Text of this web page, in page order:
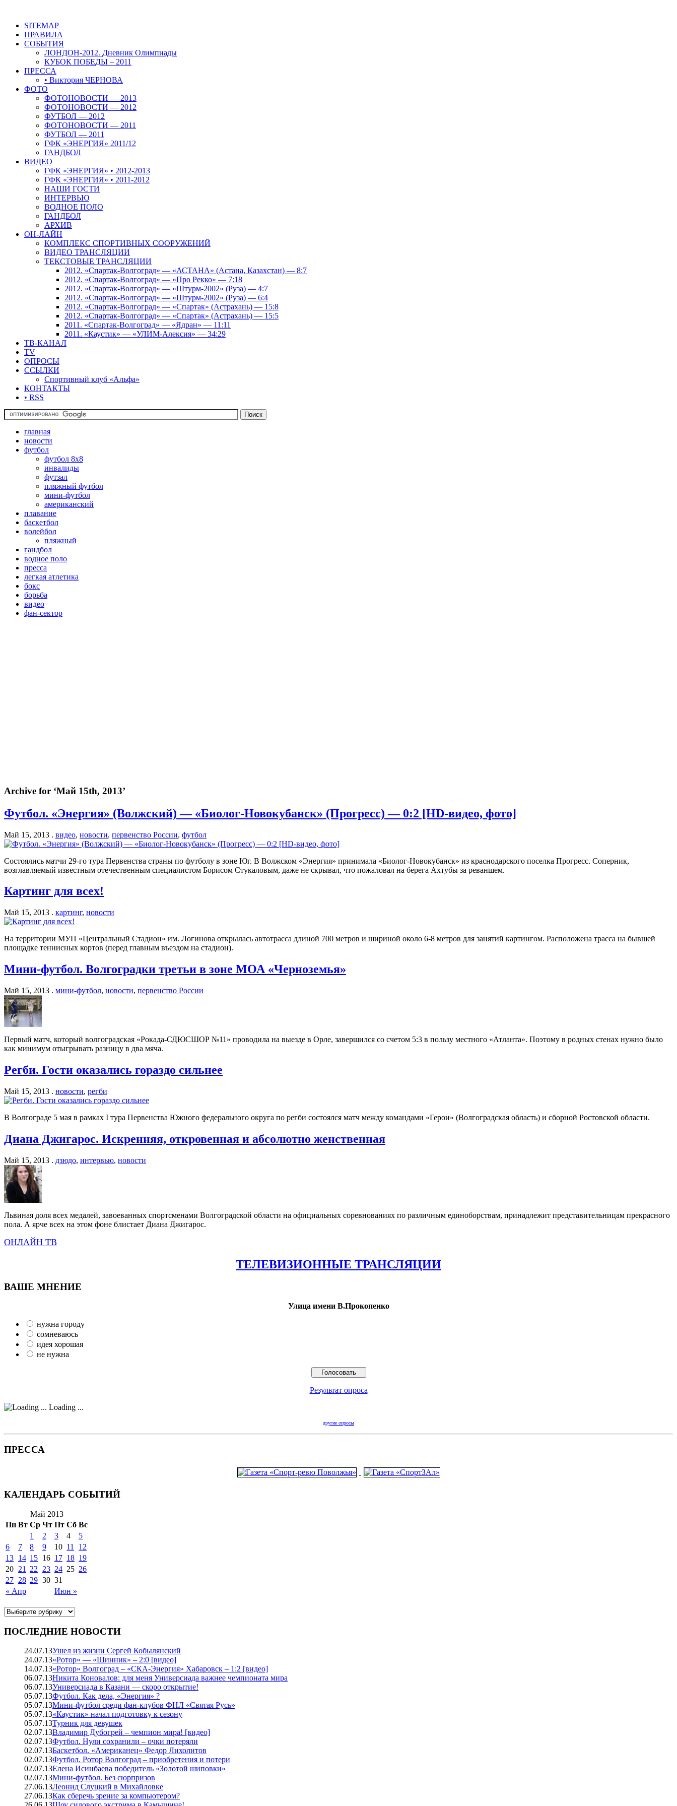
SITEMAP
ПРАВИЛА
СОБЫТИЯ
ЛОНДОН-2012. Дневник Олимпиады
КУБОК ПОБЕДЫ – 2011
ПРЕССА
• Виктория ЧЕРНОВА
ФОТО
ФОТОНОВОСТИ — 2013
ФОТОНОВОСТИ — 2012
ФУТБОЛ — 2012
ФОТОНОВОСТИ — 2011
ФУТБОЛ — 2011
ГФК «ЭНЕРГИЯ» 2011/12
ГАНДБОЛ
ВИДЕО
ГФК «ЭНЕРГИЯ» • 2012-2013
ГФК «ЭНЕРГИЯ» • 2011-2012
НАШИ ГОСТИ
ИНТЕРВЬЮ
ВОДНОЕ ПОЛО
ГАНДБОЛ
АРХИВ
ОН-ЛАЙН
КОМПЛЕКС СПОРТИВНЫХ СООРУЖЕНИЙ
ВИДЕО ТРАНСЛЯЦИИ
ТЕКСТОВЫЕ ТРАНСЛЯЦИИ
2012. «Спартак-Волгоград» — «АСТАНА» (Астана, Казахстан) — 8:7
2012. «Спартак-Волгоград» — «Про Рекко» — 7:18
2012. «Спартак-Волгоград» — «Штурм-2002» (Руза) — 4:7
2012. «Спартак-Волгоград» — «Штурм-2002» (Руза) — 6:4
2012. «Спартак-Волгоград» — «Спартак» (Астрахань) — 15:8
2012. «Спартак-Волгоград» — «Спартак» (Астрахань) — 15:5
2011. «Спартак-Волгоград» — «Ядран» — 11:11
2011. «Каустик» — «УЛИМ-Алексия» — 34:29
ТВ-КАНАЛ
TV
ОПРОСЫ
ССЫЛКИ
Спортивный клуб «Альфа»
КОНТАКТЫ
• RSS
главная
новости
футбол
футбол 8х8
инвалиды
футзал
пляжный футбол
мини-футбол
американский
плавание
баскетбол
волейбол
пляжный
гандбол
водное поло
пресса
легкая атлетика
бокс
борьба
видео
фан-сектор
Archive for ‘Май 15th, 2013’
Футбол. «Энергия» (Волжский) — «Биолог-Новокубанск» (Прогресс) — 0:2 [HD-видео, фото]
Май 15, 2013 . видео, новости, первенство России, футбол
Состоялись матчи 29-го тура Первенства страны по футболу в зоне Юг. В Волжском «Энергия» принимала «Биолог-Новокубанск» из краснодарского поселка Прогресс. Соперник,
возглавляемый известным отечественным специалистом Борисом Стукаловым, даже не скрывал, что пожаловал на берега Ахтубы за реваншем.
Картинг для всех!
Май 15, 2013 . картинг, новости
На территории МУП «Центральный Стадион» им. Логинова открылась автотрасса длиной 700 метров и шириной около 6-8 метров для занятий картингом. Расположена трасса на бывшей
площадке теннисных кортов (перед главным въездом на стадион).
Мини-футбол. Волгоградки третьи в зоне МОА «Черноземья»
Май 15, 2013 . мини-футбол, новости, первенство России
Первый матч, который волгоградская «Рокада-СДЮСШОР №11» проводила на выезде в Орле, завершился со счетом 5:3 в пользу местного «Атланта». Поэтому в родных стенах нужно было
как минимум отыгрывать разницу в два мяча.
Регби. Гости оказались гораздо сильнее
Май 15, 2013 . новости, регби
В Волгограде 5 мая в рамках I тура Первенства Южного федерального округа по регби состоялся матч между командами «Герои» (Волгоградская область) и сборной Ростовской области.
Диана Джигарос. Искренняя, откровенная и абсолютно женственная
Май 15, 2013 . дзюдо, интервью, новости
Львиная доля всех медалей, завоеванных спортсменами Волгоградской области на официальных соревнованиях по различным единоборствам, принадлежит представительницам прекрасного
пола. А ярче всех на этом фоне блистает Диана Джигарос.
ОНЛАЙН ТВ
ТЕЛЕВИЗИОННЫЕ ТРАНСЛЯЦИИ
ВАШЕ МНЕНИЕ
Улица имени В.Прокопенко
нужна городу
сомневаюсь
идея хорошая
не нужна
Результат опроса
Loading ...
другие опросы
ПРЕССА
КАЛЕНДАРЬ СОБЫТИЙ
Май 2013
Пн Вт Ср Чт Пт Сб Вс
« Апр Июн »
1 2 3 4
5
6
7 8 9 10 11
12
13 14 15 16 17 18 19
20 21 22 23 24 25 26
27 28 29 30 31
ПОСЛЕДНИЕ НОВОСТИ
24.07.13Ушел из жизни Сергей Кобылянский
24.07.13«Ротор» — «Шинник» – 2:0 [видео]
14.07.13«Ротор» Волгоград – «СКА-Энергия» Хабаровск – 1:2 [видео]
06.07.13Никита Коновалов: для меня Универсиада важнее чемпионата мира
06.07.13Универсиада в Казани — скоро открытие!
05.07.13Футбол. Как дела, «Энергия» ?
05.07.13Мини-футбол среди фан-клубов ФНЛ «Святая Русь»
05.07.13«Каустик» начал подготовку к сезону
05.07.13Турник для девушек
02.07.13Владимир Дубогрей – чемпион мира! [видео]
02.07.13Футбол. Нули сохранили – очки потеряли
02.07.13Баскетбол. «Американец» Федор Лихолитов
02.07.13Футбол. Ротор Волгоград – приобретения и потери
02.07.13Елена Исинбаева победитель «Золотой шиповки»
02.07.13Мини-футбол. Без сюрпризов
27.06.13Леонид Слуцкий в Михайловке
27.06.13Как сберечь зрение за компьютером?